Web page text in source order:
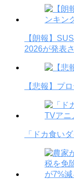
【朗報】
2026が発表
【悲報】プ
「ドカ食い